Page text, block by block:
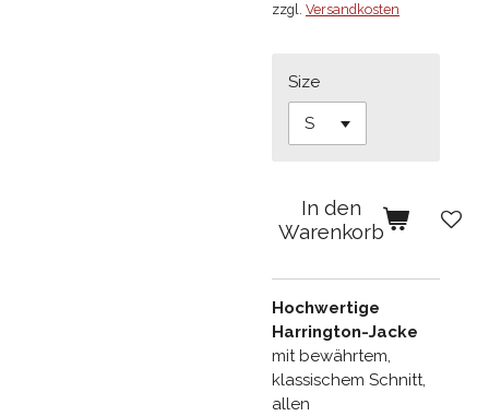
zzgl. Versandkosten
Size
In den
Warenkorb
Hochwertige
Harrington-Jacke
mit bewährtem,
klassischem Schnitt,
allen